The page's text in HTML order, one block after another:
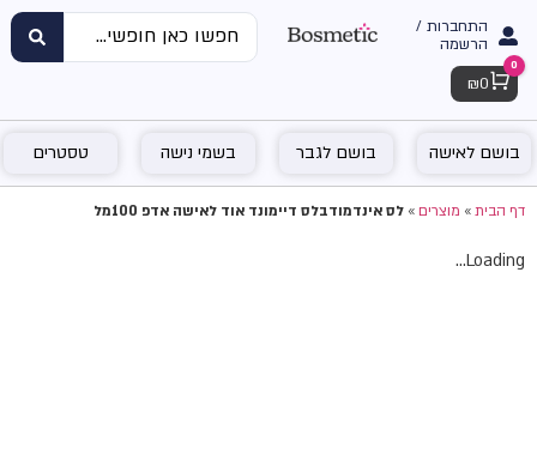
התחברות /
הרשמה
Cart
0
₪ 0
בושם לאישה בושם לגבר בשמי נישה טסטרים
דף הבית»מוצרים»לס אינדמודבלס דיימונד אוד לאישה אדפ 100מל
Loading...